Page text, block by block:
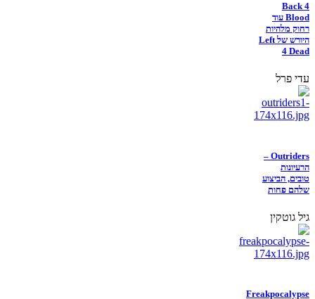
Back 4
Blood עוד
רחוק מלהיות
היורש של Left
4 Dead
עדי פרל
Outriders –
הרעיונות
טובים, הביצוע
שלהם פחות
גיל גוטקין
Freakpocalypse